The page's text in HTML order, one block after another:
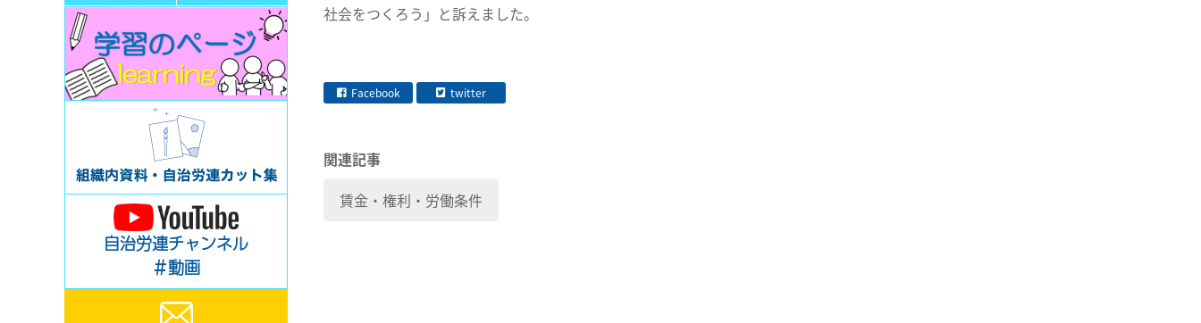
自治労連チャンネル
＃動画
社会をつくろう」と訴えました。
Facebook twitter
関連記事
賃金・権利・労働条件